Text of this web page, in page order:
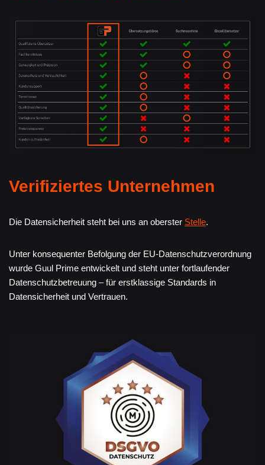
Verifiziertes Unternehmen
Die Datensicherheit steht bei uns an oberster Stelle.
Unter konsequenter Befolgung der EU-Datenschutzverordnung
wurde Guul Prime entwickelt und steht unter fortlaufender
Datenschutzbetreuung – für erstklassige Standards in
Datensicherheit und Vertrauen.